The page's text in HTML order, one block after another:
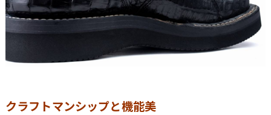
クラフトマンシップと機能美